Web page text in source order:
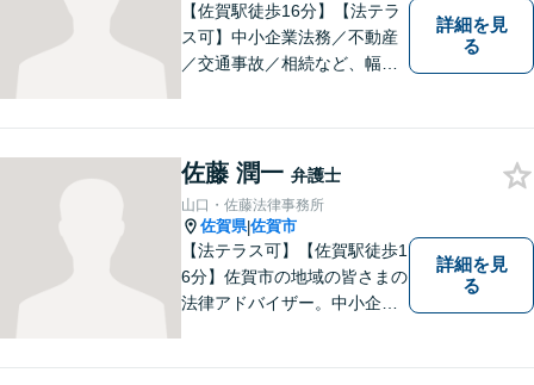
【佐賀駅徒歩16分】【法テラ
ス可】中小企業法務／不動産
／交通事故／相続など、幅広
す。まずはお気軽にご相談く
ださい。【初回面談無料】
詳細を見
る
佐藤 潤一 弁護士
山口・佐藤法律事務所
佐賀県|佐賀市
【法テラス可】【佐賀駅徒歩1
6分】佐賀市の地域の皆さまの
法律アドバイザー。中小企業
詳細を見
る